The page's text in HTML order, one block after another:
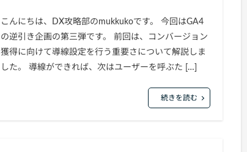
こんにちは、DX攻略部のmukkukoです。 今回はGA4
の逆引き企画の第三弾です。 前回は、コンバージョン
獲得に向けて導線設定を行う重要さについて解説しま
した。 導線ができれば、次はユーザーを呼ぶた […]
続きを読む